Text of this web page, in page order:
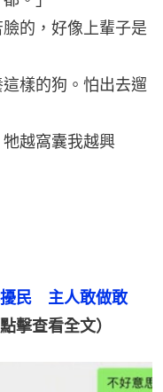
臉的，好像上輩子是
這樣的狗。怕出去遛
牠越窩囊我越興
民　主人敢做敢
點擊查看全文）